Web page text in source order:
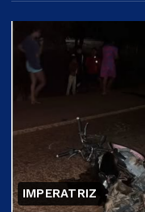
IMPERATRIZ